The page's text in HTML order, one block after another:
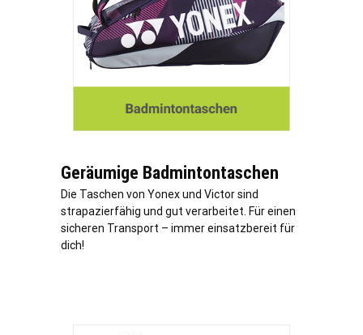
Geräumige Badmintontaschen
Die Taschen von Yonex und Victor sind
strapazierfähig und gut verarbeitet. Für einen
sicheren Transport – immer einsatzbereit für
dich!